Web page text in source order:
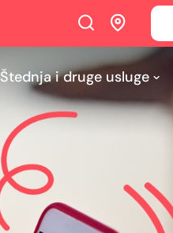
Štednja i druge usluge